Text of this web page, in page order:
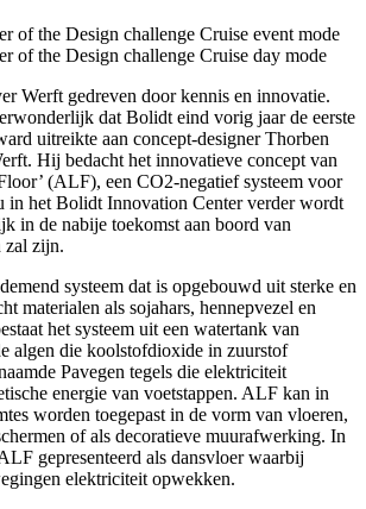
Werft gedreven door kennis en innovatie.
dat Bolidt eind vorig jaar de eerste
uitreikte aan concept-designer Thorben
Hij bedacht het innovatieve concept van
(ALF), een CO2-negatief systeem voor
in het Bolidt Innovation Center verder wordt
in de nabije toekomst aan boord van
zal zijn.
systeem dat is opgebouwd uit sterke en
materialen als sojahars, hennepvezel en
het systeem uit een watertank van
algen die koolstofdioxide in zuurstof
Pavegen tegels die elektriciteit
energie van voetstappen. ALF kan in
worden toegepast in de vorm van vloeren,
of als decoratieve muurafwerking. In
gepresenteerd als dansvloer waarbij
elektriciteit opwekken.